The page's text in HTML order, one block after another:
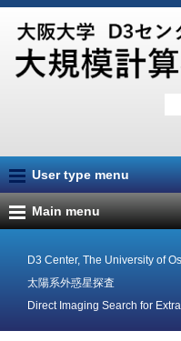
User type menu
Main menu
D3 Center, The University of
太陽系外惑星探査
Direct Imaging Search for